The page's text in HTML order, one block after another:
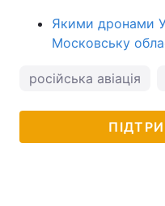
Якими дронами
Московську
російська авіація